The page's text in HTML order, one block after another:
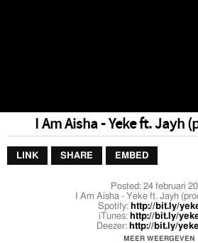
I Am Aisha - Yeke ft. Jayh
LINK SHARE EMBED
Posted:24 februari
I Am Aisha - Yeke ft. Jayh
Spotify: http://bit.ly/
iTunes: http://bit.ly/
Deezer: http://bit.ly/
Apple Music:http://bit.ly/
MEER WEERGEVEN